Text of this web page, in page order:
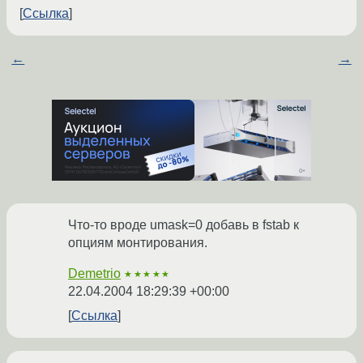
Ссылка
← →
Что-то вроде umask=0 добавь в fstab к
опциям монтирования.
Demetrio ★★★★★
22.04.2004 18:29:39 +00:00
Ссылка